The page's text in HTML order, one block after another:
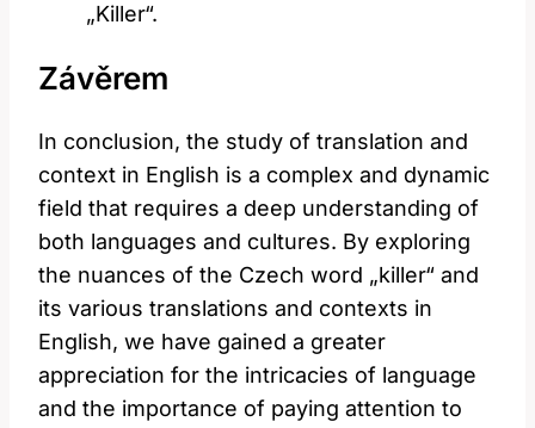
„Killer“.
Závěrem
In conclusion, the study of translation and
context in English is a complex and dynamic
field that requires a deep understanding of
both languages and cultures. By exploring
the nuances of the Czech word „killer“ and
its various translations and contexts in
English, we have gained a greater
appreciation for the intricacies of language
and the importance of paying attention to